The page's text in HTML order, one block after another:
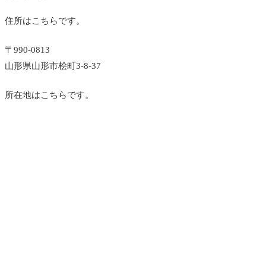
住所はこちらです。
〒990-0813
山形県山形市桧町3-8-37
所在地はこちらです。